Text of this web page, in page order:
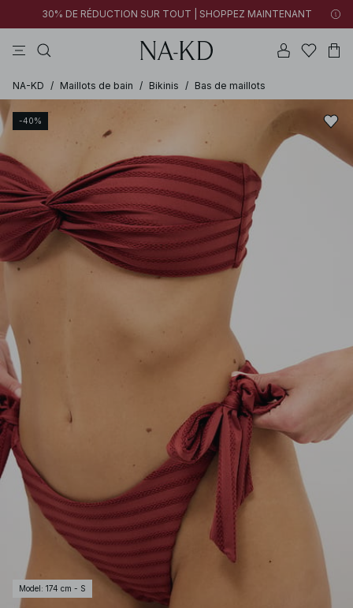
30% DE RÉDUCTION SUR TOUT | SHOPPEZ MAINTENANT
NA-KD / Maillots de bain / Bikinis / Bas de maillots
-40%
Model : 174 cm - S